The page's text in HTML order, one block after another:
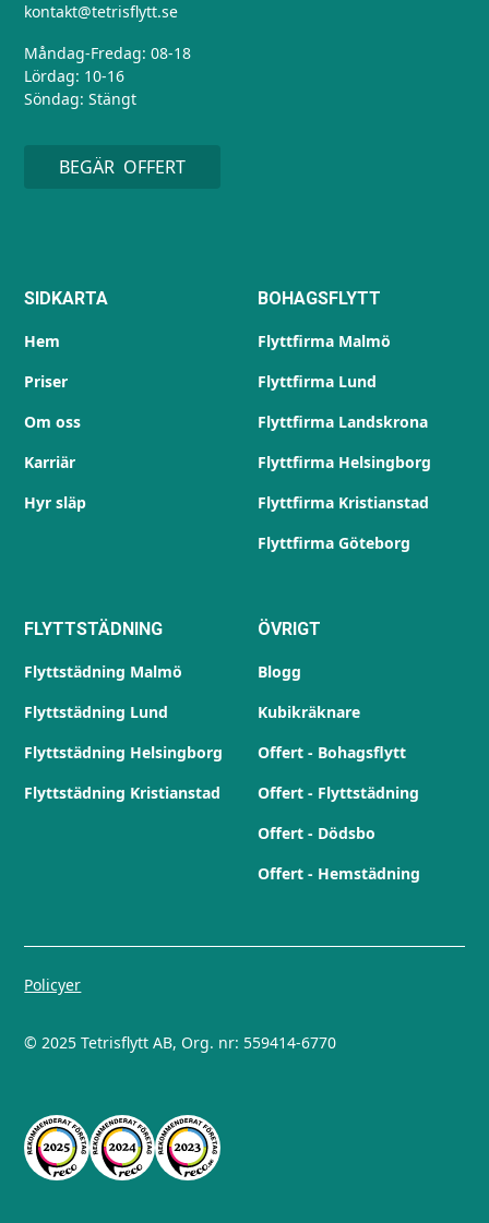
kontakt@tetrisflytt.se
Måndag-Fredag: 08-18
Lördag: 10-16
Söndag: Stängt
BEGÄR OFFERT
SIDKARTA
Hem
Priser
Om oss
Karriär
Hyr släp
BOHAGSFLYTT
Flyttfirma Malmö
Flyttfirma Lund
Flyttfirma Landskrona
Flyttfirma Helsingborg
Flyttfirma Kristianstad
Flyttfirma Göteborg
FLYTTSTÄDNING
Flyttstädning Malmö
Flyttstädning Lund
Flyttstädning Helsingborg
Flyttstädning Kristianstad
ÖVRIGT
Blogg
Kubikräknare
Offert - Bohagsflytt
Offert - Flyttstädning
Offert - Dödsbo
Offert - Hemstädning
© 2025 Tetrisflytt AB, Org. nr: 559414-6770
Policyer